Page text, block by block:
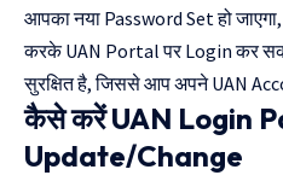
आपका नया Password Set हो
करके UAN Portal पर Login कर
सुरक्षित है, जिससे आप अपने UAN
कैसे करें UAN Login
Update/Change